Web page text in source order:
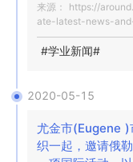
来源： https://
ate-latest-news-
#学业新闻#
2020-05-15
尤金市(Eugene )
织一起，邀请俄